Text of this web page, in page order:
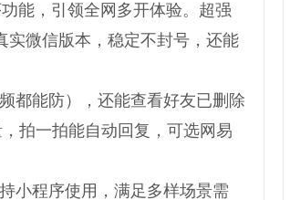
能，引领全网多开体验。超强
实微信版本，稳定不封号，还能
都能防），还能查看好友已删除
拍一拍能自动回复，可选网易
小程序使用，满足多样场景需